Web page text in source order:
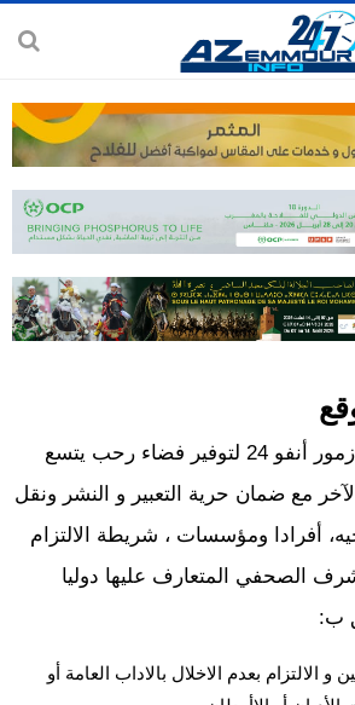
يسعى موقع منبركم أزمور أنفو 24 لتوفير فضاء رحب يتسع
مع ضمان حرية التعبير و النشر ونقل
أفرادا ومؤسسات ، شريطة الالتزام
الصحفي المتعارف عليها دوليا
ب:
و الالتزام بعدم الاخلال بالاداب العامة أو